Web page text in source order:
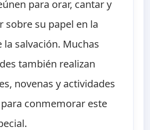
para orar, cantar y
sobre su papel en la
la salvación. Muchas
también realizan
novenas y actividades
conmemorar este